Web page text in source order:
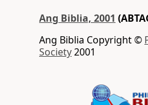
Ang Biblia, 2001
Ang Biblia Copyright ©
Society2001